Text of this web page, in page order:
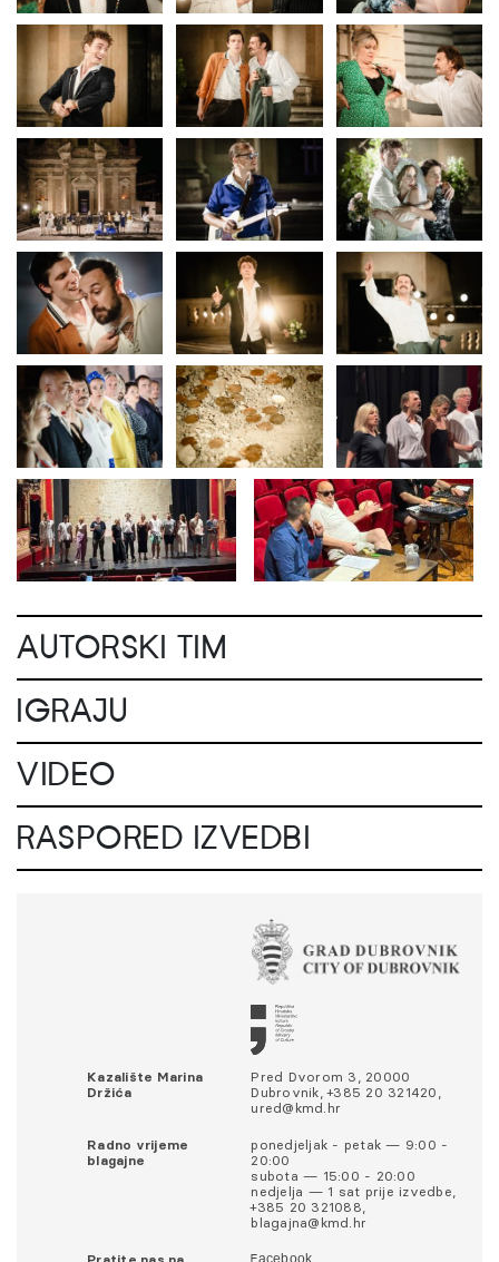
AUTORSKI TIM
IGRAJU
VIDEO
RASPORED IZVEDBI
Kazalište Marina
Držića
Pred Dvorom 3, 20000
Dubrovnik, +385 20 321420,
ured@kmd.hr
Radno vrijeme
blagajne
ponedjeljak - petak — 9:00 -
20:00
subota — 15:00 - 20:00
nedjelja — 1 sat prije izvedbe,
+385 20 321088,
blagajna@kmd.hr